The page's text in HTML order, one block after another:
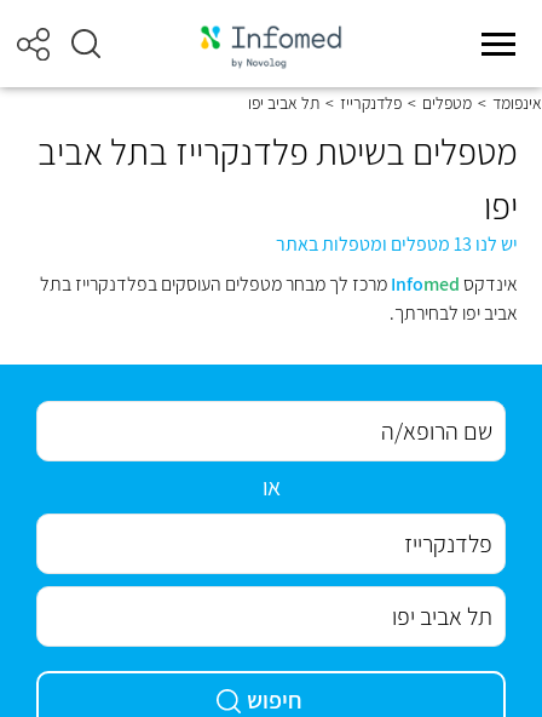
אינפומד > מטפלים > פלדנקרייז > תל אביב יפו
מטפלים בשיטת פלדנקרייז בתל אביב
יפו
יש לנו 13 מטפלים ומטפלות באתר
אינדקס
Infomed
מרכז לך מבחר מטפלים העוסקים בפלדנקרייז בתל
אביב יפו לבחירתך.
או
חיפוש